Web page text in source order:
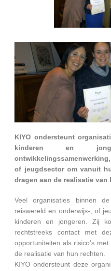
KIYO ondersteunt
kinderen en
of jeugdsector om vanuit
dragen aan de realisatie van
Veel organisaties binnen de
reiswereld en onderwijs-, of
kinderen en jongeren. Zij
rechtstreeks contact met
opportuniteiten als risico’s
de realisatie van hun rechten.
KIYO ondersteunt deze